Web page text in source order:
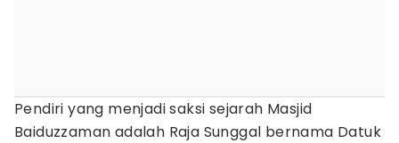
Pendiri yang menjadi saksi sejarah Masjid
Baiduzzaman adalah Raja Sunggal bernama Datuk